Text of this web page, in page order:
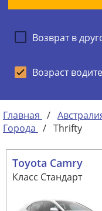
Возврат в
Возраст
Главная /
Города / Thrifty
Toyota Camry
Класс Стандарт